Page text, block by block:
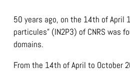
50 years ago, on the 14th of April
particules” (IN2P3) of CNRS was
domains.
From the 14th of April to October